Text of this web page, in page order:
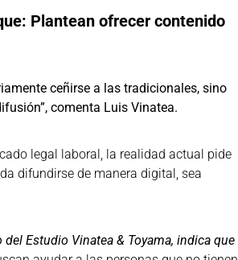
Plantean ofrecer contenido
ceñirse a las tradicionales, sino
comenta Luis Vinatea.
legal laboral, la realidad actual pide
difundirse de manera digital, sea
Estudio Vinatea & Toyama, indica que